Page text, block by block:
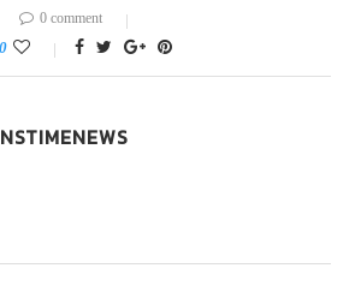
0 comment
0